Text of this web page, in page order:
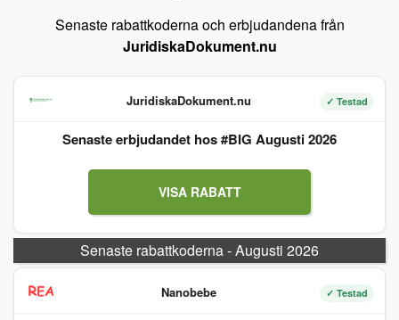
Senaste rabattkoderna och erbjudandena från
JuridiskaDokument.nu
JuridiskaDokument.nu ✓ Testad
Senaste erbjudandet hos #BIG Augusti 2026
VISA RABATT
Senaste rabattkoderna - Augusti 2026
Nanobebe ✓ Testad